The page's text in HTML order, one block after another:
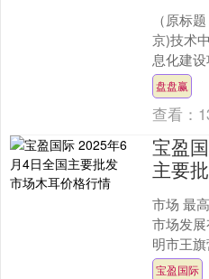
（原标
京)技术
息化建
讯，医渡
公....
盘盘赢
查看：
宝盈
主要
市场 最
市场发
明市王
9.00 武威
宝盈国际